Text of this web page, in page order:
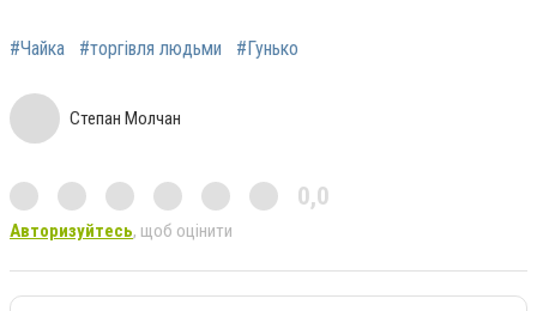
#Чайка #торгівля людьми #Гунько
Степан Молчан
0,0
Авторизуйтесь, щоб оцінити